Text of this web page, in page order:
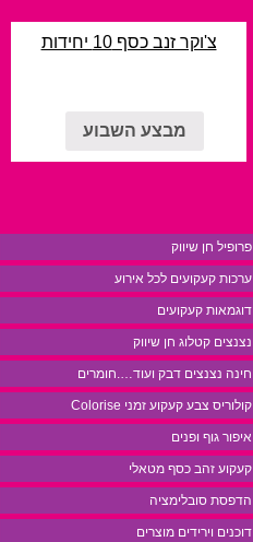
צ'וקר זנב כסף 10 יחידות
מבצע השבוע
פרופיל חן שיווק
ערכות קעקועים לכל אירוע
דוגמאות קעקועים
נצנצים קטלוג חן שיווק
חינה נצנצים דבק ועוד….חומרים
קולוריס צבע קעקוע זמני Colorise
איפור גוף ופנים
קעקוע זהב כסף מטאלי
הדפסת סובלימציה
דוכנים וירידים מוצרים